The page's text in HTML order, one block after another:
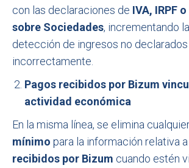
con las declaraciones de IVA, IRPF
sobre Sociedades, incrementando
detección de ingresos no
incorrectamente.
Pagos recibidos por Bizum
actividad económica
En la misma línea, se elimina
mínimo para la información relativa
recibidos por Bizum cuando estén